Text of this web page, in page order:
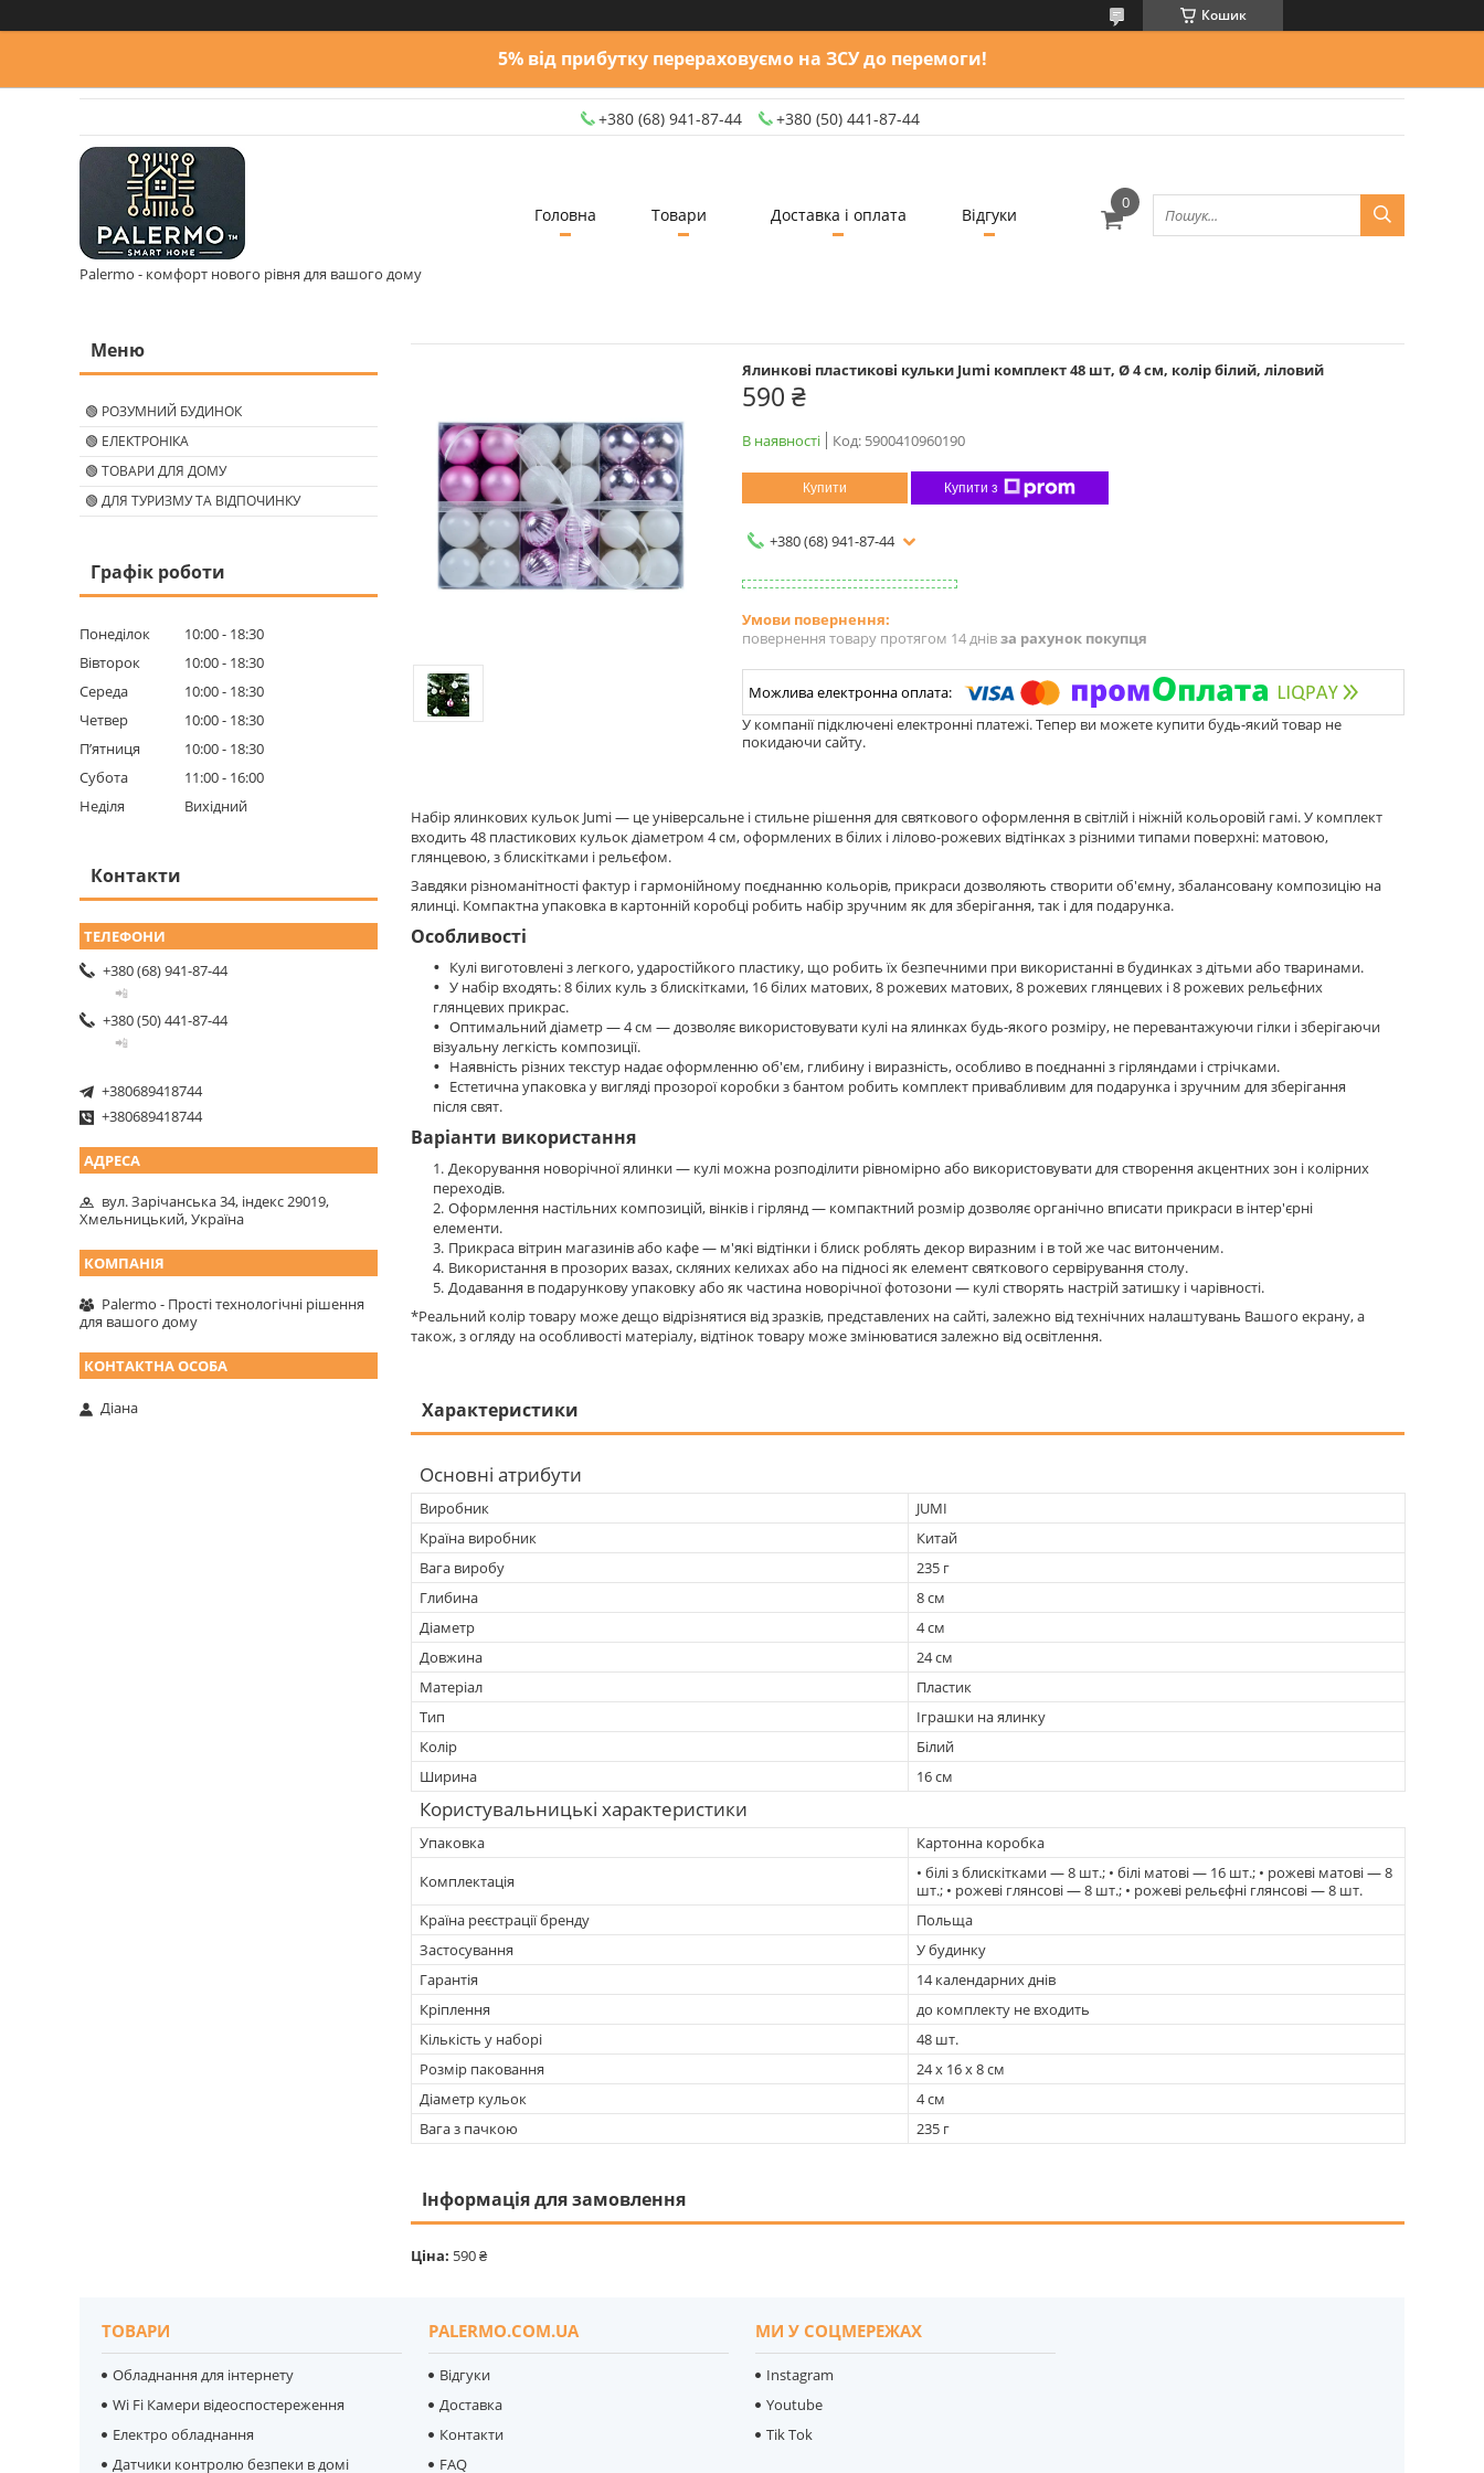
Кошик
5% від прибутку перераховуємо на ЗСУ до перемоги!
+380 (68) 941-87-44 +380 (50) 441-87-44
Palermo - комфорт нового рівня для вашого дому
Головна Товари Доставка і оплата Відгуки
Ялинкові пластикові кульки Jumi комплект 48 шт, Ø 4 см, колір білий, ліловий
590 ₴
В наявності Код: 5900410960190
Купити Купити з
+380 (68) 941-87-44
повернення товару протягом 14 днівза рахунок покупця
У компанії підключені електронні платежі. Тепер ви можете купити будь-який товар не
покидаючи сайту.
Набір ялинкових кульок Jumi — це універсальне і стильне рішення для святкового оформлення в світлій і ніжній кольоровій гамі. У комплект
входить 48 пластикових кульок діаметром 4 см, оформлених в білих і лілово-рожевих відтінках з різними типами поверхні: матовою,
глянцевою, з блискітками і рельєфом.
Завдяки різноманітності фактур і гармонійному поєднанню кольорів, прикраси дозволяють створити об'ємну, збалансовану композицію на
ялинці. Компактна упаковка в картонній коробці робить набір зручним як для зберігання, так і для подарунка.
Особливості
Кулі виготовлені з легкого, ударостійкого пластику, що робить їх безпечними при використанні в будинках з дітьми або тваринами.
У набір входять: 8 білих куль з блискітками, 16 білих матових, 8 рожевих матових, 8 рожевих глянцевих і 8 рожевих рельєфних
глянцевих прикрас.
Оптимальний діаметр — 4 см — дозволяє використовувати кулі на ялинках будь-якого розміру, не перевантажуючи гілки і зберігаючи
візуальну легкість композиції.
Наявність різних текстур надає оформленню об'єм, глибину і виразність, особливо в поєднанні з гірляндами і стрічками.
Естетична упаковка у вигляді прозорої коробки з бантом робить комплект привабливим для подарунка і зручним для зберігання
після свят.
Варіанти використання
Декорування новорічної ялинки — кулі можна розподілити рівномірно або використовувати для створення акцентних зон і колірних
переходів.
Оформлення настільних композицій, вінків і гірлянд — компактний розмір дозволяє органічно вписати прикраси в інтер'єрні
елементи.
Прикраса вітрин магазинів або кафе — м'які відтінки і блиск роблять декор виразним і в той же час витонченим.
Використання в прозорих вазах, скляних келихах або на підносі як елемент святкового сервірування столу.
Додавання в подарункову упаковку або як частина новорічної фотозони — кулі створять настрій затишку і чарівності.
*Реальний колір товару може дещо відрізнятися від зразків, представлених на сайті, залежно від технічних налаштувань Вашого екрану, а
також, з огляду на особливості матеріалу, відтінок товару може змінюватися залежно від освітлення.
Характеристики
Основні атрибути
Виробник
JUMI
Країна виробник
Китай
Вага виробу
235 г
Глибина
8 см
Діаметр
4 см
Довжина
24 см
Матеріал
Пластик
Тип
Іграшки на ялинку
Колір
Білий
Ширина
16 см
Користувальницькі характеристики
Упаковка
Картонна коробка
Комплектація
• білі з блискітками — 8 шт.; • білі матові — 16 шт.; • рожеві матові — 8
шт.; • рожеві глянсові — 8 шт.; • рожеві рельєфні глянсові — 8 шт.
Країна реєстрації бренду
Польща
Застосування
У будинку
Гарантія
14 календарних днів
Кріплення
до комплекту не входить
Кількість у наборі
48 шт.
Розмір паковання
24 х 16 х 8 см
Діаметр кульок
4 см
Вага з пачкою
235 г
Інформація для замовлення
Ціна: 590 ₴
🟢 РОЗУМНИЙ БУДИНОК
🟢 ЕЛЕКТРОНІКА
🟢 ТОВАРИ ДЛЯ ДОМУ
🟢 ДЛЯ ТУРИЗМУ ТА ВІДПОЧИНКУ
Графік роботи
Понеділок 10:00
18:30
Вівторок
10:00
18:30
Середа
10:00
18:30
Четвер
10:00
18:30
Пʼятниця
10:00
18:30
Субота
11:00
16:00
Неділя
Вихідний
Контакти
+380 (68) 941-87-44
📲
+380 (50) 441-87-44
📲
+380689418744
+380689418744
вул. Зарічанська 34, індекс 29019,
Хмельницький, Україна
Palermo - Прості технологічні рішення
для вашого дому
Діана
ТОВАРИ
Обладнання для інтернету
Wi Fi Камери відеоспостереження
Електро обладнання
Датчики контролю безпеки в домі
PALERMO.COM.UA
Відгуки
Доставка
Контакти
FAQ
МИ У СОЦМЕРЕЖАХ
Instagram
Youtube
Tik Tok